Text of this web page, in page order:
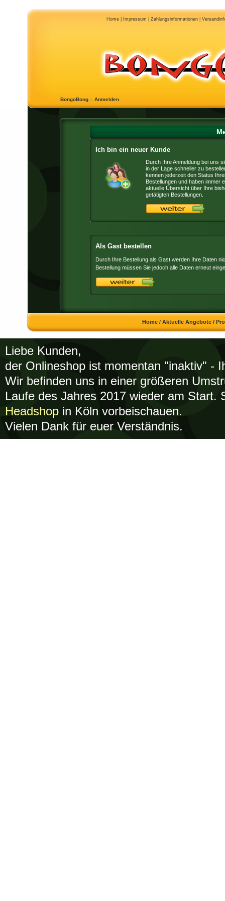
BongoBong » Anmelden
Ich bin ein neuer Kunde
Durch Ihre Anmeldung bei uns
in der Lage schneller zu
kennen jederzeit den Status
Bestellungen und haben immer
aktuelle Übersicht über Ihre
getätigten Bestellungen.
Als Gast bestellen
Durch Ihre Bestellung als Gast werden Ihre Daten
Bestellung müssen Sie jedoch alle Daten erneut
Home Impressum Zahlungsinformationen
Home/ Aktuelle Angebote/
Liebe Kunden,
der Onlineshop ist momentan "inaktiv" -
Wir befinden uns in einer größeren
Laufe des Jahres 2017 wieder am Start.
Headshop in Köln vorbeischauen.
Vielen Dank für euer Verständnis.